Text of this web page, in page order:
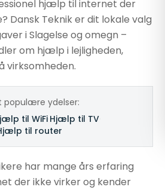
hjælp til internet der
Dansk Teknik er dit lokale valg
i Slagelse og omegn –
om hjælp i lejligheden,
virksomheden.
populære ydelser:
til WiFi Hjælp til TV
til router
har mange års erfaring
der ikke virker og kender